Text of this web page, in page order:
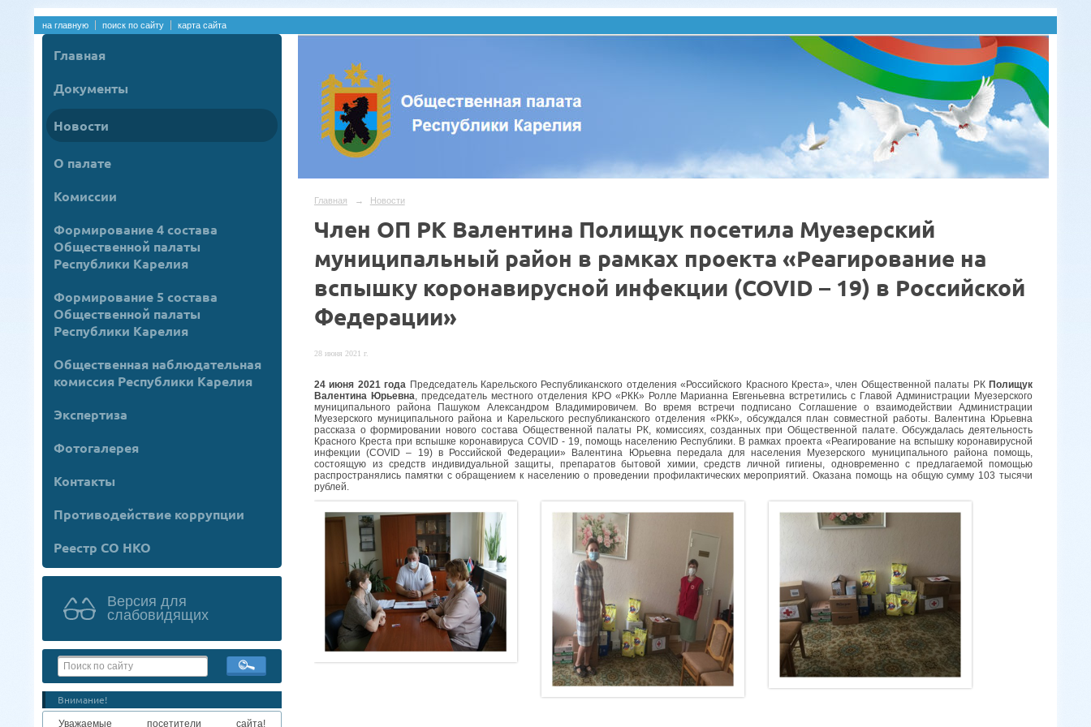
на главную поиск по сайту карта сайта
Главная
Документы
Новости
О палате
Комиссии
Формирование 4 состава
Общественной палаты
Республики Карелия
Формирование 5 состава
Общественной палаты
Республики Карелия
Общественная наблюдательная
комиссия Республики Карелия
Экспертиза
Фотогалерея
Контакты
Противодействие коррупции
Реестр СО НКО
Версия для
слабовидящих
Внимание!
Уважаемые посетители сайта!
Главная → Новости
Член ОП РК Валентина Полищук посетила Муезерский
муниципальный район в рамках проекта «Реагирование на
вспышку коронавирусной инфекции (COVID – 19) в Российской
Федерации»
28 июня 2021 г.
24 июня 2021 года Председатель Карельского Республиканского отделения «Российского Красного Креста», член Общественной палаты РК Полищук
Валентина Юрьевна, председатель местного отделения КРО «РКК» Ролле Марианна Евгеньевна встретились с Главой Администрации Муезерского
муниципального района Пашуком Александром Владимировичем. Во время встречи подписано Соглашение о взаимодействии Администрации
Муезерского муниципального района и Карельского республиканского отделения «РКК», обсуждался план совместной работы. Валентина Юрьевна
рассказа о формировании нового состава Общественной палаты РК, комиссиях, созданных при Общественной палате. Обсуждалась деятельность
Красного Креста при вспышке коронавируса COVID - 19, помощь населению Республики. В рамках проекта «Реагирование на вспышку коронавирусной
инфекции (COVID – 19) в Российской Федерации» Валентина Юрьевна передала для населения Муезерского муниципального района помощь,
состоящую из средств индивидуальной защиты, препаратов бытовой химии, средств личной гигиены, одновременно с предлагаемой помощью
распространялись памятки с обращением к населению о проведении профилактических мероприятий. Оказана помощь на общую сумму 103 тысячи
рублей.